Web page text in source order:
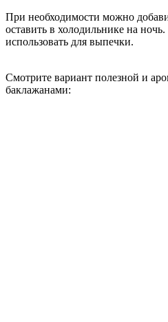
При необходимости можно
оставить в холодильнике на
использовать для выпечки.
Смотрите вариант полезной и
баклажанами: